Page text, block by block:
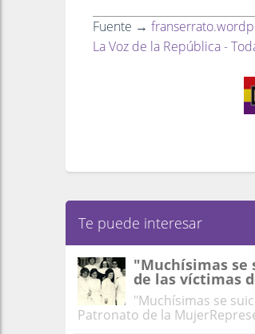
Fuente →
La Voz de la República -
Te puede interesar
"Muchísimas
de las víctimas
"Muchísimas se
Patronato de la